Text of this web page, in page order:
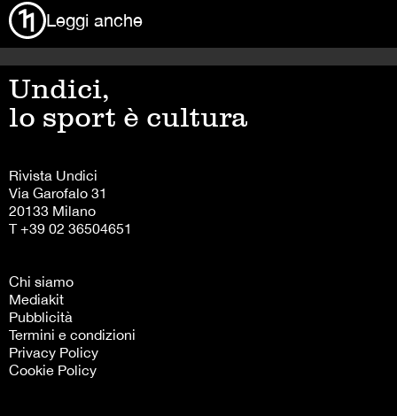
Leggi anche
Undici,
lo sport è cultura
Rivista Undici
Via Garofalo 31
20133 Milano
T +39 02 36504651
Chi siamo
Mediakit
Pubblicità
Termini e condizioni
Privacy Policy
Cookie Policy